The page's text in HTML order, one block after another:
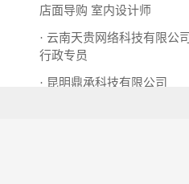
店面导购 室内设计师
· 云南天贵网络科技有限公司
行政专员
· 昆明鼎承科技有限公司